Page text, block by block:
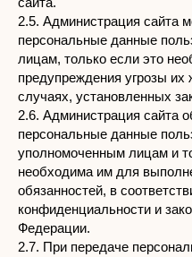
2.5. Администрация сайта
персональные данные
лицам, только если это
предупреждения угрозы их
случаях, установленных
2.6. Администрация сайта
персональные данные
уполномоченным лицам и
необходима им для
обязанностей, в
конфиденциальности и
Федерации.
2.7. При передаче